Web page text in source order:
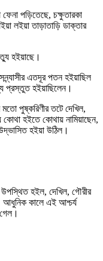
পড়িতেছে, চক্ষুতারকা
লইয়া তাড়াতাড়ি ডাক্তার
হইয়াছে।
এতদূর পতন হইয়াছিল
প্রস্তুত হইয়াছিলেন।
পুষ্করিণীর তটে দেখিল,
হইতে কোথায় নামিয়াছেন,
হইয়া উঠিল।
উপস্থিত হইল, দেখিল, গৌরীর
আধুনিক কালে এই আশ্চর্য